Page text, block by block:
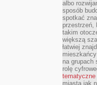
albo
sposób
spotkać
przestrzeń,
takim
większą
łatwiej
na grupach
rolę
tematyczne
miasta jak